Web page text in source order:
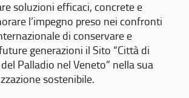
soluzioni efficaci, concrete e
l’impegno preso nei confronti
di conservare e
generazioni il Sito “Città di
Palladio nel Veneto” nella sua
sostenibile.